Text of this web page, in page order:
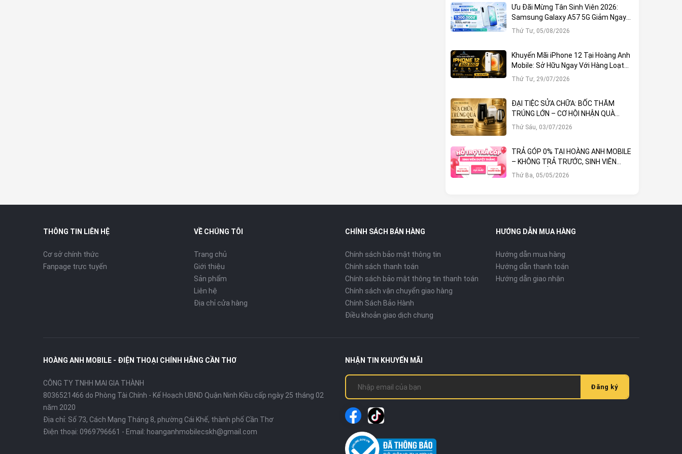
Ưu Đãi Mừng Tân Sinh Viên 2026:
Samsung Galaxy A57 5G Giảm Ngay
1.000.000đ
Thứ Tư, 05/08/2026
Khuyến Mãi iPhone 12 Tại Hoàng Anh
Mobile: Sở Hữu Ngay Với Hàng Loạt
Ưu Đãi Hấp Dẫn
Thứ Tư, 29/07/2026
ĐẠI TIỆC SỬA CHỮA: BỐC THĂM
TRÚNG LỚN – CƠ HỘI NHẬN QUÀ
KHỦNG TẠI HOÀNG ANH MOBILE
Thứ Sáu, 03/07/2026
TRẢ GÓP 0% TẠI HOÀNG ANH MOBILE
– KHÔNG TRẢ TRƯỚC, SINH VIÊN
DUYỆT THẲNG!
Thứ Ba, 05/05/2026
THÔNG TIN LIÊN HỆ
Cơ sở chính thức
Fanpage trực tuyến
VỀ CHÚNG TÔI
Trang chủ
Giới thiệu
Sản phẩm
Liên hệ
Địa chỉ cửa hàng
CHÍNH SÁCH BÁN HÀNG
Chính sách bảo mật thông tin
Chính sách thanh toán
Chính sách bảo mật thông tin thanh toán
Chính sách vận chuyển giao hàng
Chính Sách Bảo Hành
Điều khoản giao dịch chung
HƯỚNG DẪN MUA HÀNG
Hướng dẫn mua hàng
Hướng dẫn thanh toán
Hướng dẫn giao nhận
HOÀNG ANH MOBILE - ĐIỆN THOẠI CHÍNH HÃNG CẦN THƠ
CÔNG TY TNHH MAI GIA THÀNH
8036521466 do Phòng Tài Chính - Kế Hoạch UBND Quận Ninh Kiều cấp ngày 25 tháng 02
năm 2020
Địa chỉ: Số 73, Cách Mạng Tháng 8, phường Cái Khế, thành phố Cần Thơ
Điện thoại: 0969796661 - Email: hoanganhmobilecskh@gmail.com
NHẬN TIN KHUYẾN MÃI
Đăng ký